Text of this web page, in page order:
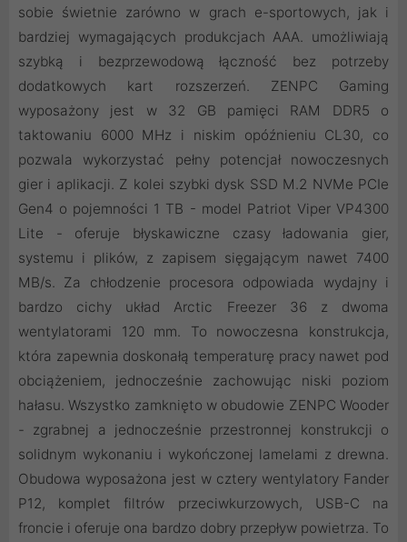
sobie świetnie zarówno w grach e-sportowych, jak i
bardziej wymagających produkcjach AAA. umożliwiają
szybką i bezprzewodową łączność bez potrzeby
dodatkowych kart rozszerzeń. ZENPC Gaming
wyposażony jest w 32 GB pamięci RAM DDR5 o
taktowaniu 6000 MHz i niskim opóźnieniu CL30, co
pozwala wykorzystać pełny potencjał nowoczesnych
gier i aplikacji. Z kolei szybki dysk SSD M.2 NVMe PCIe
Gen4 o pojemności 1 TB - model Patriot Viper VP4300
Lite - oferuje błyskawiczne czasy ładowania gier,
systemu i plików, z zapisem sięgającym nawet 7400
MB/s. Za chłodzenie procesora odpowiada wydajny i
bardzo cichy układ Arctic Freezer 36 z dwoma
wentylatorami 120 mm. To nowoczesna konstrukcja,
która zapewnia doskonałą temperaturę pracy nawet pod
obciążeniem, jednocześnie zachowując niski poziom
hałasu. Wszystko zamknięto w obudowie ZENPC Wooder
- zgrabnej a jednocześnie przestronnej konstrukcji o
solidnym wykonaniu i wykończonej lamelami z drewna.
Obudowa wyposażona jest w cztery wentylatory Fander
P12, komplet filtrów przeciwkurzowych, USB-C na
froncie i oferuje ona bardzo dobry przepływ powietrza. To